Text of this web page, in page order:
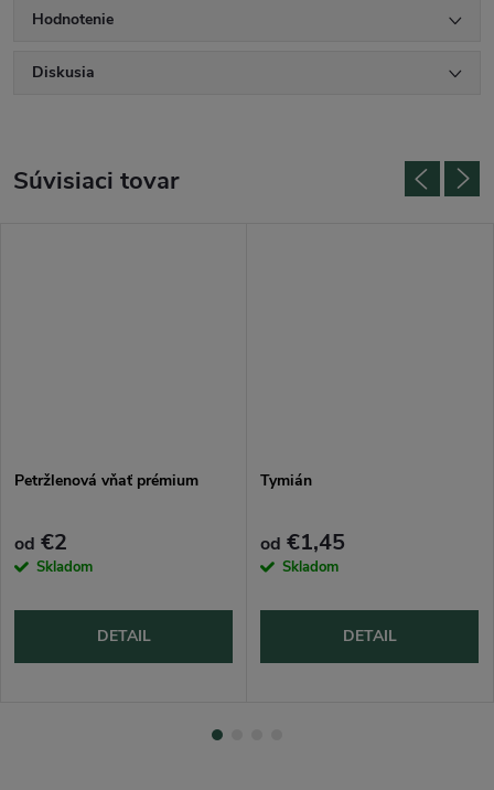
Hodnotenie
Diskusia
Súvisiaci tovar
Petržlenová vňať prémium
od €2
Skladom
DETAIL
Tymián
od €1,45
Skladom
DETAIL